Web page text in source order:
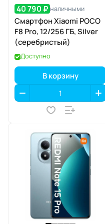
40 790 ₽ наличными
Смартфон Xiaomi POCO
F8 Pro, 12/256 ГБ, Silver
(серебристый)
Доступно
В корзину